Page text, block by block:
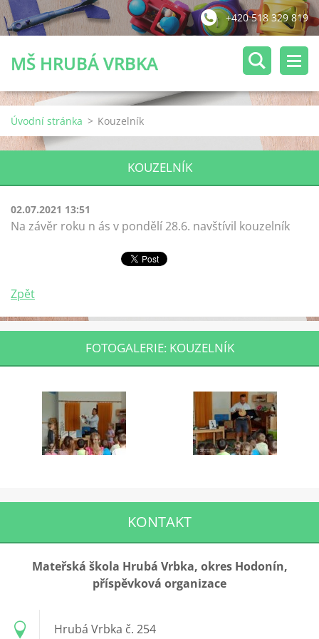
+420 518 329 819
MŠ HRUBÁ VRBKA
Úvodní stránka > Kouzelník
KOUZELNÍK
02.07.2021 13:51
Na závěr roku n ás v pondělí 28.6. navštívil kouzelník
Zpět
FOTOGALERIE: KOUZELNÍK
KONTAKT
Mateřská škola Hrubá Vrbka, okres Hodonín,
příspěvková organizace
Hrubá Vrbka č. 254